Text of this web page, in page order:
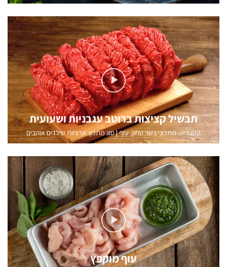
תבשיל קציצות ברוטב עגבניות ושעועית
קטגוריה:מתכוני בשר טחון,עוף|סוג מתכון: ארוחות שילדים אוהבים
עוף מוקפץ